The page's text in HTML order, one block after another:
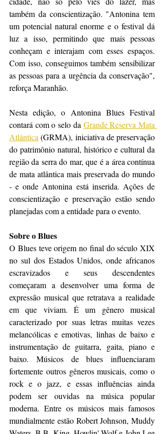
também da conscientização. "Antonina tem
um potencial natural enorme e o festival dá
luz a isso, permitindo que mais pessoas
conheçam e interajam com esses espaços.
Com isso, conseguimos também sensibilizar
as pessoas para a urgência da conservação",
reforça Maranhão.
Nesta edição, o Antonina Blues Festival
contará com o selo da Grande Reserva Mata
Atlântica (GRMA), iniciativa de preservação
do patrimônio natural, histórico e cultural da
região da serra do mar, que é a área contínua
de mata atlântica mais preservada do mundo
- e onde Antonina está inserida. Ações de
conscientização e preservação estão sendo
planejadas com a entidade para o evento.
Sobre o Blues
O Blues teve origem no final do século XIX
no sul dos Estados Unidos, onde africanos
escravizados e seus descendentes
começaram a desenvolver uma forma de
expressão musical que retratava a realidade
em que viviam. É um gênero musical
caracterizado por suas letras muitas vezes
melancólicas e emotivas, linhas de baixo e
instrumentação de guitarra, gaita, piano e
baixo. Músicos de blues influenciaram
fortemente outros gêneros musicais, como o
rock e o jazz, e essas influências ainda
podem ser ouvidas na música popular
moderna. Entre os músicos mais famosos
mundialmente estão Robert Johnson, Muddy